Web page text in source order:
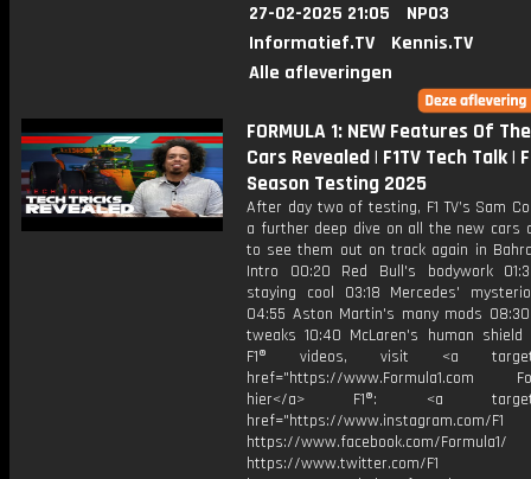
27-02-2025 21:05
NPO3
Informatief.TV
Kennis.TV
Alle afleveringen
FORMULA 1: NEW Features Of
Cars Revealed | F1TV Tech Talk |
Season Testing 2025
After day two of testing, F1 TV’s Sam
a further deep dive on all the new cars
to see them out on track again in
Intro 00:20 Red Bull's bodywork
staying cool 03:18 Mercedes'
04:55 Aston Martin's many mods
tweaks 10:40 McLaren's human shield
F1® videos, visit <a
href="https://www.Formula1.com
hier</a> F1®: <a
href="https://www.instagram.com/F1
https://www.facebook.com/Formula1/
https://www.twitter.com/F1